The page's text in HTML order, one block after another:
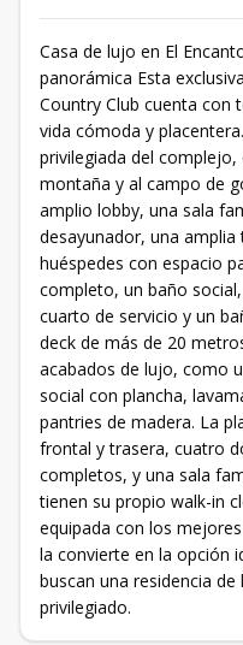
Casa de lujo en El
panorámica Esta
Country Club cuenta con
vida cómoda y
privilegiada del
montaña y al campo de
amplio lobby, una sala
desayunador, una
huéspedes con espacio
completo, un baño
cuarto de servicio y un
deck de más de 20
acabados de lujo, como
social con plancha,
pantries de madera. La
frontal y trasera, cuatro
completos, y una sala
tienen su propio walk-in
equipada con los
la convierte en la opción
buscan una residencia
privilegiado.